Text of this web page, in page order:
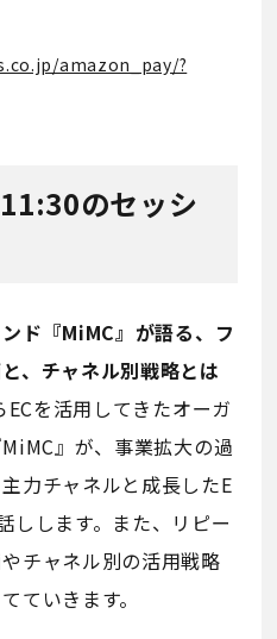
amazon_pay/?
のセッシ
ド『MiMC』が語る、フ
、チャネル別戦略とは
を活用してきたオーガ
』が、事業拡大の過
力チャネルと成長したE
しします。また、リピー
チャネル別の活用戦略
ていきます。